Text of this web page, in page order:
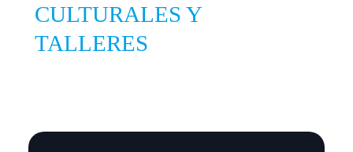
CULTURALES Y
TALLERES